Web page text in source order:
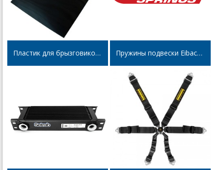
Пластик для брызговиков и расширителей арок Пружины подвески Eibach ERS